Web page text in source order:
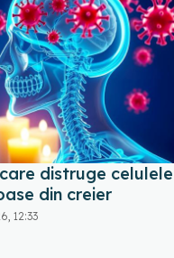
distruge celulele
din creier
12:33